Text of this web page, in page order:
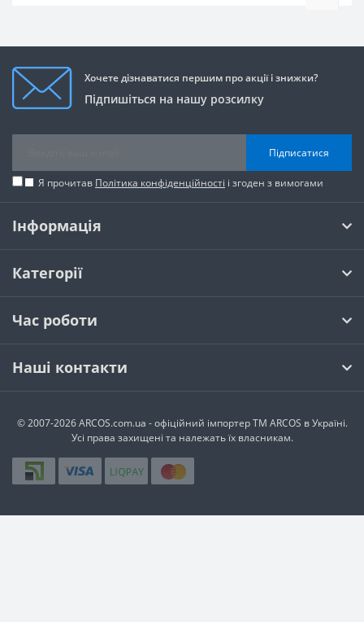
Хочете дізнаватися першим про акції і знижки?
Підпишіться на нашу розсилку
Підписатися
Я прочитав Політика конфіденційності і згоден з вимогами
Інформація
Категорії
Час роботи
Наші контакти
© 2007-2026 ARCOS.com.ua - офiцiйний iмпортер ТМ ARCOS в Україні.
Усi права захищенi та належать їх власникам.